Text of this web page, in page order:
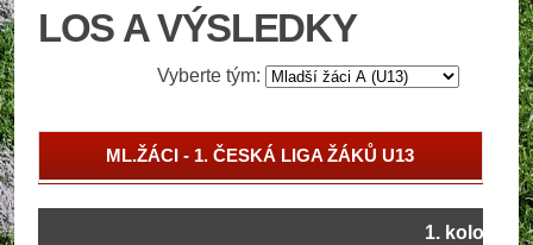
LOS A VÝSLEDKY
Vyberte tým:
ML.ŽÁCI - 1. ČESKÁ LIGA ŽÁKŮ U13
1. kolo